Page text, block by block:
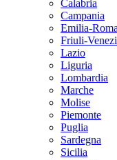
Calabria
Campania
Emilia-
Friuli-
Lazio
Liguria
Lombardia
Marche
Molise
Piemonte
Puglia
Sardegna
Sicilia